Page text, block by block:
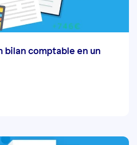
bilan comptable en un